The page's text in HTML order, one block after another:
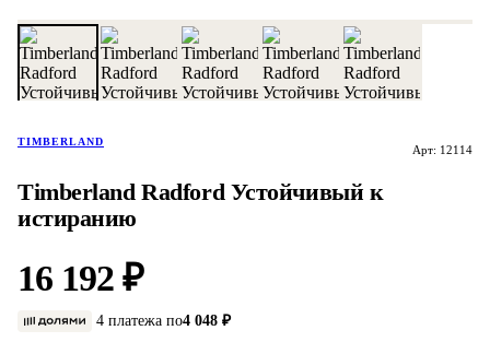
TIMBERLAND
Арт: 12114
Timberland Radford Устойчивый к
истиранию
16 192 ₽
4 платежа по4 048 ₽